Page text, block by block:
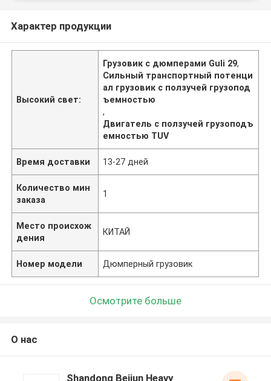
Характер продукции
Высокий свет:
Грузовик с дюмперами Guli 29,
Сильный транспортный потенци
ал грузовик с ползучей грузопод
ъемностью
,
Двигатель с ползучей грузоподъ
емностью TUV
Время доставки 13-27 дней
Количество мин
заказа
1
Место происхож
дения
КИТАЙ
Номер модели Дюмперный грузовик
Осмотрите больше
О нас
Shandong Beijun Heavy